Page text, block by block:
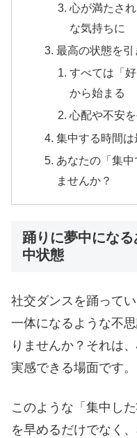
心が満たさ
な気持ちに
最高の状態を引
すべては「
から始まる
心配や不安
集中する時間は
あなたの「集
ませんか？
踊りに夢中にな
中状態
社交ダンスを踊って
一体になるような不
りませんか？それは
実感できる場面です。
このような「集中し
を早めるだけでなく